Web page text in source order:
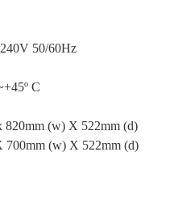
50/60Hz
C
820mm (w) X 522mm (d)
700mm (w) X 522mm (d)